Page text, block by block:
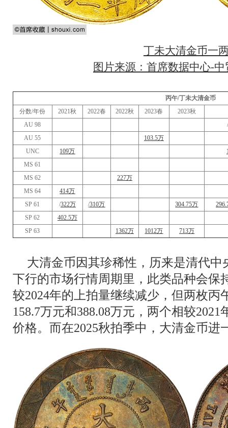
丁未大清金币一
图片来源：首席数据中心-
丙午/丁未大清金币
分数/年份
2021秋 2022春 2022秋 2023春
2023秋
AU 98
AU 55
103.5万
UNC
109万
MS 61
MS 62
227万
MS 64
414万
SP 61
/322万 /310万 304.75万
SP 62
402.5万
SP 63
1362万 1012万 713万
大清金币因其珍稀性，历来是清代
下行的市场行情周期里，此类品种会保
较2024年的上拍量继续减少，但两枚丙
158.7万元和388.08万元，两个相较
价格。而在2025秋拍季中，大清金币进